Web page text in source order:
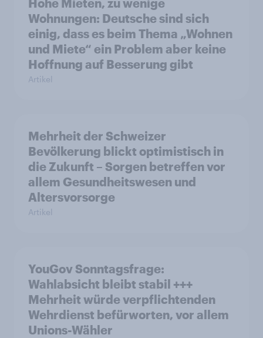
Hohe Mieten, zu wenige
Wohnungen: Deutsche sind sich
einig, dass es beim Thema „Wohnen
und Miete“ ein Problem aber keine
Hoffnung auf Besserung gibt
Artikel
Mehrheit der Schweizer
Bevölkerung blickt optimistisch in
die Zukunft – Sorgen betreffen vor
allem Gesundheitswesen und
Altersvorsorge
Artikel
YouGov Sonntagsfrage:
Wahlabsicht bleibt stabil +++
Mehrheit würde verpflichtenden
Wehrdienst befürworten, vor allem
Unions-Wähler